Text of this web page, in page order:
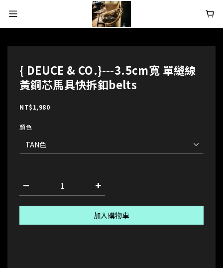
{ DEUCE & CO.}---3.5cm寬 單縫線
黃銅芯馬具快拆釦belts
NT$1,980
顏色
加入購物車